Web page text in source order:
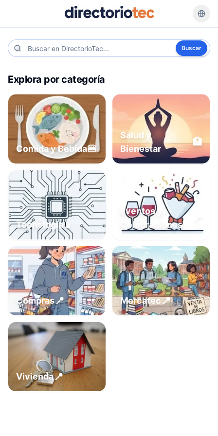
Buscar
Explora por categoría
Comida y Bebida🍔
Salud y
Bienestar
🏥
Tecnología📱
Eventos y
Celebraciones
Compras📍 Mercatec📍
Vivienda📍